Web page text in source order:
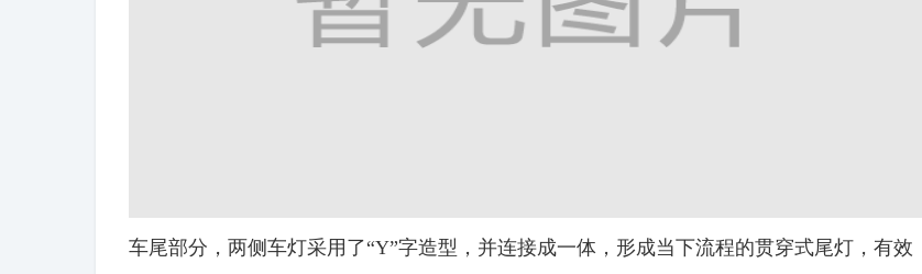
车尾部分，两侧车灯采用了“Y”字造型，并连接成一体，形成当下流程的贯穿式尾灯，有效